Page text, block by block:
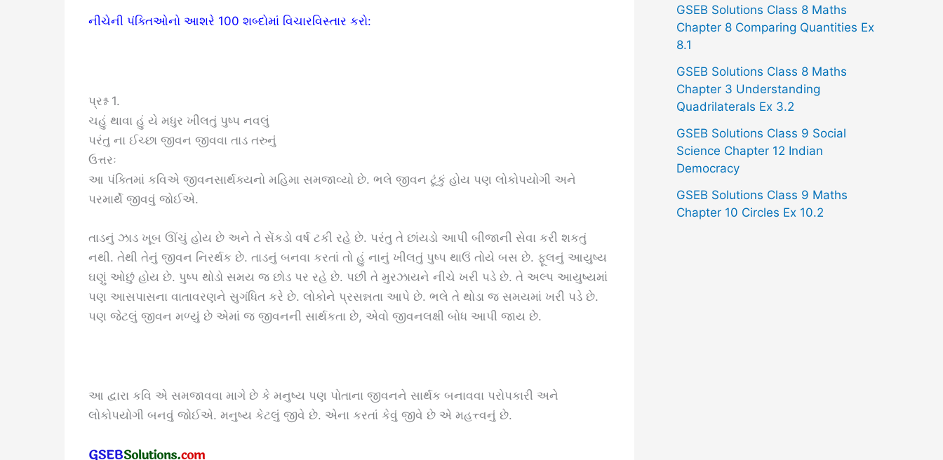
નીચેની પંક્તિઓનો આશરે 100 શબ્દોમાં વિચારવિસ્તાર કરો:
પ્રશ્ન 1.
ચહું થાવા હું યે મધુર ખીલતું પુષ્પ નવલું
પરંતુ ના ઈચ્છા જીવન જીવવા તાડ તરુનું
ઉત્તરઃ
આ પંક્તિમાં કવિએ જીવનસાર્થક્યનો મહિમા સમજાવ્યો છે. ભલે જીવન ટૂંકું હોય પણ લોકોપયોગી અને
પરમાર્થે જીવવું જોઈએ.
તાડનું ઝાડ ખૂબ ઊંચું હોય છે અને તે સેંકડો વર્ષ ટકી રહે છે. પરંતુ તે છાંયડો આપી બીજાની સેવા કરી શકતું
નથી. તેથી તેનું જીવન નિરર્થક છે. તાડનું બનવા કરતાં તો હું નાનું ખીલતું પુષ્પ થાઉં તોયે બસ છે. ફૂલનું આયુષ્ય
ઘણું ઓછું હોય છે. પુષ્પ થોડો સમય જ છોડ પર રહે છે. પછી તે મુરઝાયને નીચે ખરી પડે છે. તે અલ્પ આયુષ્યમાં
પણ આસપાસના વાતાવરણને સુગંધિત કરે છે. લોકોને પ્રસન્નતા આપે છે. ભલે તે થોડા જ સમયમાં ખરી પડે છે.
પણ જેટલું જીવન મળ્યું છે એમાં જ જીવનની સાર્થકતા છે, એવો જીવનલક્ષી બોધ આપી જાય છે.
આ દ્વારા કવિ એ સમજાવવા માગે છે કે મનુષ્ય પણ પોતાના જીવનને સાર્થક બનાવવા પરોપકારી અને
લોકોપયોગી બનવું જોઈએ. મનુષ્ય કેટલું જીવે છે. એના કરતાં કેવું જીવે છે એ મહત્ત્વનું છે.
GSEB Solutions Class 8 Maths
Chapter 8 Comparing Quantities Ex
8.1
GSEB Solutions Class 8 Maths
Chapter 3 Understanding
Quadrilaterals Ex 3.2
GSEB Solutions Class 9 Social
Science Chapter 12 Indian
Democracy
GSEB Solutions Class 9 Maths
Chapter 10 Circles Ex 10.2